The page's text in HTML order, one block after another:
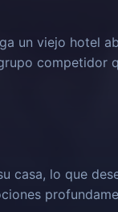
un viejo hotel
competidor
casa, lo que